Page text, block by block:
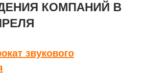
КОМПАНИЙ В
звукового